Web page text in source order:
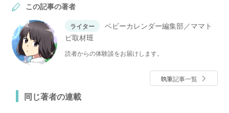
この記事の著者
ライター
ベビーカレンダー編集部／ママト
ピ取材班
読者からの体験談をお届けします。
執筆記事一覧
同じ著者の連載